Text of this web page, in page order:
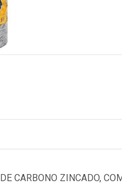
CARBONO ZINCADO,